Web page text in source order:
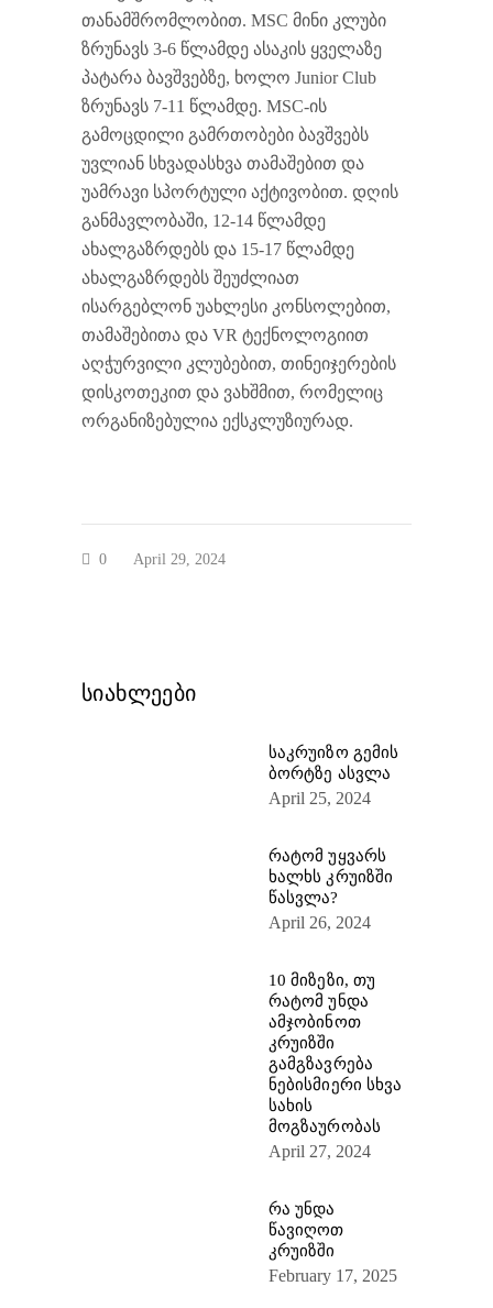
თანამშრომლობით. MSC მინი კლუბი
ზრუნავს 3-6 წლამდე ასაკის ყველაზე
პატარა ბავშვებზე, ხოლო Junior Club
ზრუნავს 7-11 წლამდე. MSC-ის
გამოცდილი გამრთობები ბავშვებს
უვლიან სხვადასხვა თამაშებით და
უამრავი სპორტული აქტივობით. დღის
განმავლობაში, 12-14 წლამდე
ახალგაზრდებს და 15-17 წლამდე
ახალგაზრდებს შეუძლიათ
ისარგებლონ უახლესი კონსოლებით,
თამაშებითა და VR ტექნოლოგიით
აღჭურვილი კლუბებით, თინეიჯერების
დისკოთეკით და ვახშმით, რომელიც
ორგანიზებულია ექსკლუზიურად.
0 April 29, 2024
სიახლეები
საკრუიზო გემის
ბორტზე ასვლა
April 25, 2024
რატომ უყვარს
ხალხს კრუიზში
წასვლა?
April 26, 2024
10 მიზეზი, თუ
რატომ უნდა
ამჯობინოთ
კრუიზში
გამგზავრება
ნებისმიერი სხვა
სახის
მოგზაურობას
April 27, 2024
რა უნდა
წავიღოთ
კრუიზში
February 17, 2025